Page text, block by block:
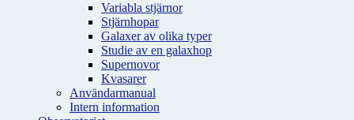
Variabla stjärnor
Stjärnhopar
Galaxer av olika typer
Studie av en galaxhop
Supernovor
Kvasarer
Användarmanual
Intern information